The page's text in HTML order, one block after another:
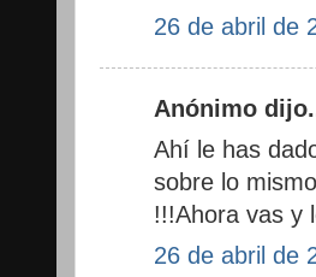
26 de abril de
Anónimo
Ahí le has
sobre lo
!!!Ahora vas y
26 de abril de